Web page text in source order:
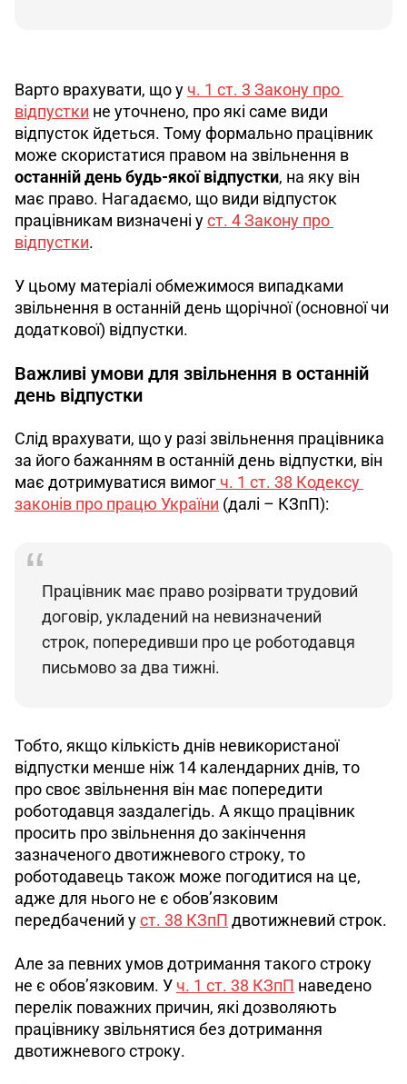
Варто врахувати, що у ч. 1 ст. 3 Закону про
відпустки не уточнено, про які саме види
відпусток йдеться. Тому формально працівник
може скористатися правом на звільнення в
останній день будь-якої відпустки, на яку він
має право. Нагадаємо, що види відпусток
працівникам визначені у ст. 4 Закону про
відпустки.
У цьому матеріалі обмежимося випадками
звільнення в останній день щорічної (основної чи
додаткової) відпустки.
Важливі умови для звільнення в останній
день відпустки
Слід врахувати, що у разі звільнення працівника
за його бажанням в останній день відпустки, він
має дотримуватися вимог ч. 1 ст. 38 Кодексу
законів про працю України (далі – КЗпП):
Працівник має право розірвати трудовий
договір, укладений на невизначений
строк, попередивши про це роботодавця
письмово за два тижні.
Тобто, якщо кількість днів невикористаної
відпустки менше ніж 14 календарних днів, то
про своє звільнення він має попередити
роботодавця заздалегідь. А якщо працівник
просить прозвільнення до закінчення
зазначеного двотижневого строку, то
роботодавець також може погодитися на це,
адже для нього не є обов’язковим
передбачений у ст. 38 КЗпП двотижневий строк.
Але за певних умов дотримання такого строку
не є обов’язковим. У ч. 1 ст. 38 КЗпП наведено
перелік поважних причин, які дозволяють
працівнику звільнятися без дотримання
двотижневого строку.